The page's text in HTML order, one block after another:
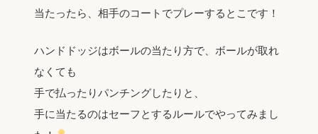
当たったら、相手のコートでプレーするとこです！
ハンドドッジはボールの当たり方で、ボールが取れ
なくても
手で払ったりパンチングしたりと、
手に当たるのはセーフとするルールでやってみまし